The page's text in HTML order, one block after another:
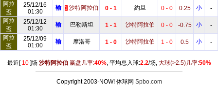
阿拉
盃
25/12/16
01:30
输 1 沙特阿拉伯 0 - 1 約旦 0 - 0 0.25 小
-
阿拉
盃
25/12/12
01:30
输 巴勒斯坦 1 - 1 沙特阿拉伯 0 - 0 -0.75 小
-
阿拉
盃
25/12/09
01:00
输 摩洛哥 1 - 0 沙特阿拉伯 1 - 0 0.5 小 -
最近[ 10]场 沙特阿拉伯赢盘几率:40%, 平均总入球:2.2/场, 大球(>2.5)几率:50%
Copyright 2003-NOW! 体球网 Spbo.com